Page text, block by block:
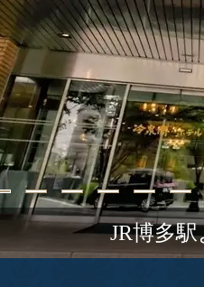
JR博多